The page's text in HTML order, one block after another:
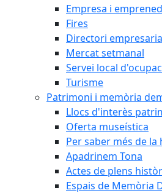
Empresa i
Fires
Directori
Mercat setmanal
Servei local
Turisme
Patrimoni i memòria
Llocs d'interès
Oferta museística
Per saber més de la
Apadrinem Tona
Actes de plens
Espais de Memòria